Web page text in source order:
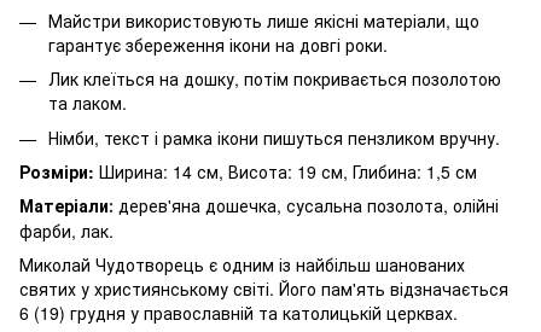
Майстри використовують лише якісні матеріали, що
гарантує збереження ікони на довгі роки.
Лик клеїться на дошку, потім покривається позолотою
та лаком.
Німби, текст і рамка ікони пишуться пензликом вручну.
Розміри: Ширина: 14 см, Висота: 19 см, Глибина: 1,5 см
Матеріали: дерев'яна дошечка, сусальна позолота, олійні
фарби, лак.
Миколай Чудотворець є одним із найбільш шанованих
святих у християнському світі. Його пам'ять відзначається
6 (19) грудня у православній та католицькій церквах.